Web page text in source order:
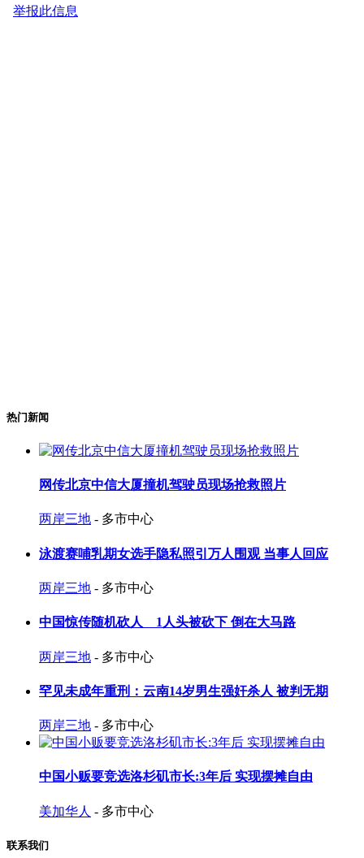
举报此信息
热门新闻
网传北京中信大厦撞机驾驶员现场抢救照片
两岸三地 - 多市中心
泳渡赛哺乳期女选手隐私照引万人围观 当事人回应
两岸三地 - 多市中心
中国惊传随机砍人 1人头被砍下 倒在大马路
两岸三地 - 多市中心
罕见未成年重刑：云南14岁男生强奸杀人 被判无期
两岸三地 - 多市中心
中国小贩要竞选洛杉矶市长:3年后 实现摆摊自由
美加华人 - 多市中心
联系我们